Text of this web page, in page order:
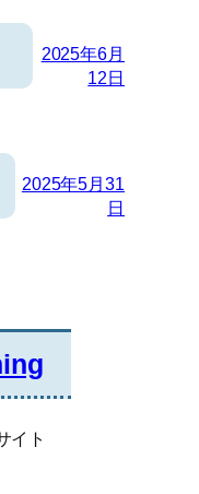
2025年6月
12日
2025年5月31
日
イト